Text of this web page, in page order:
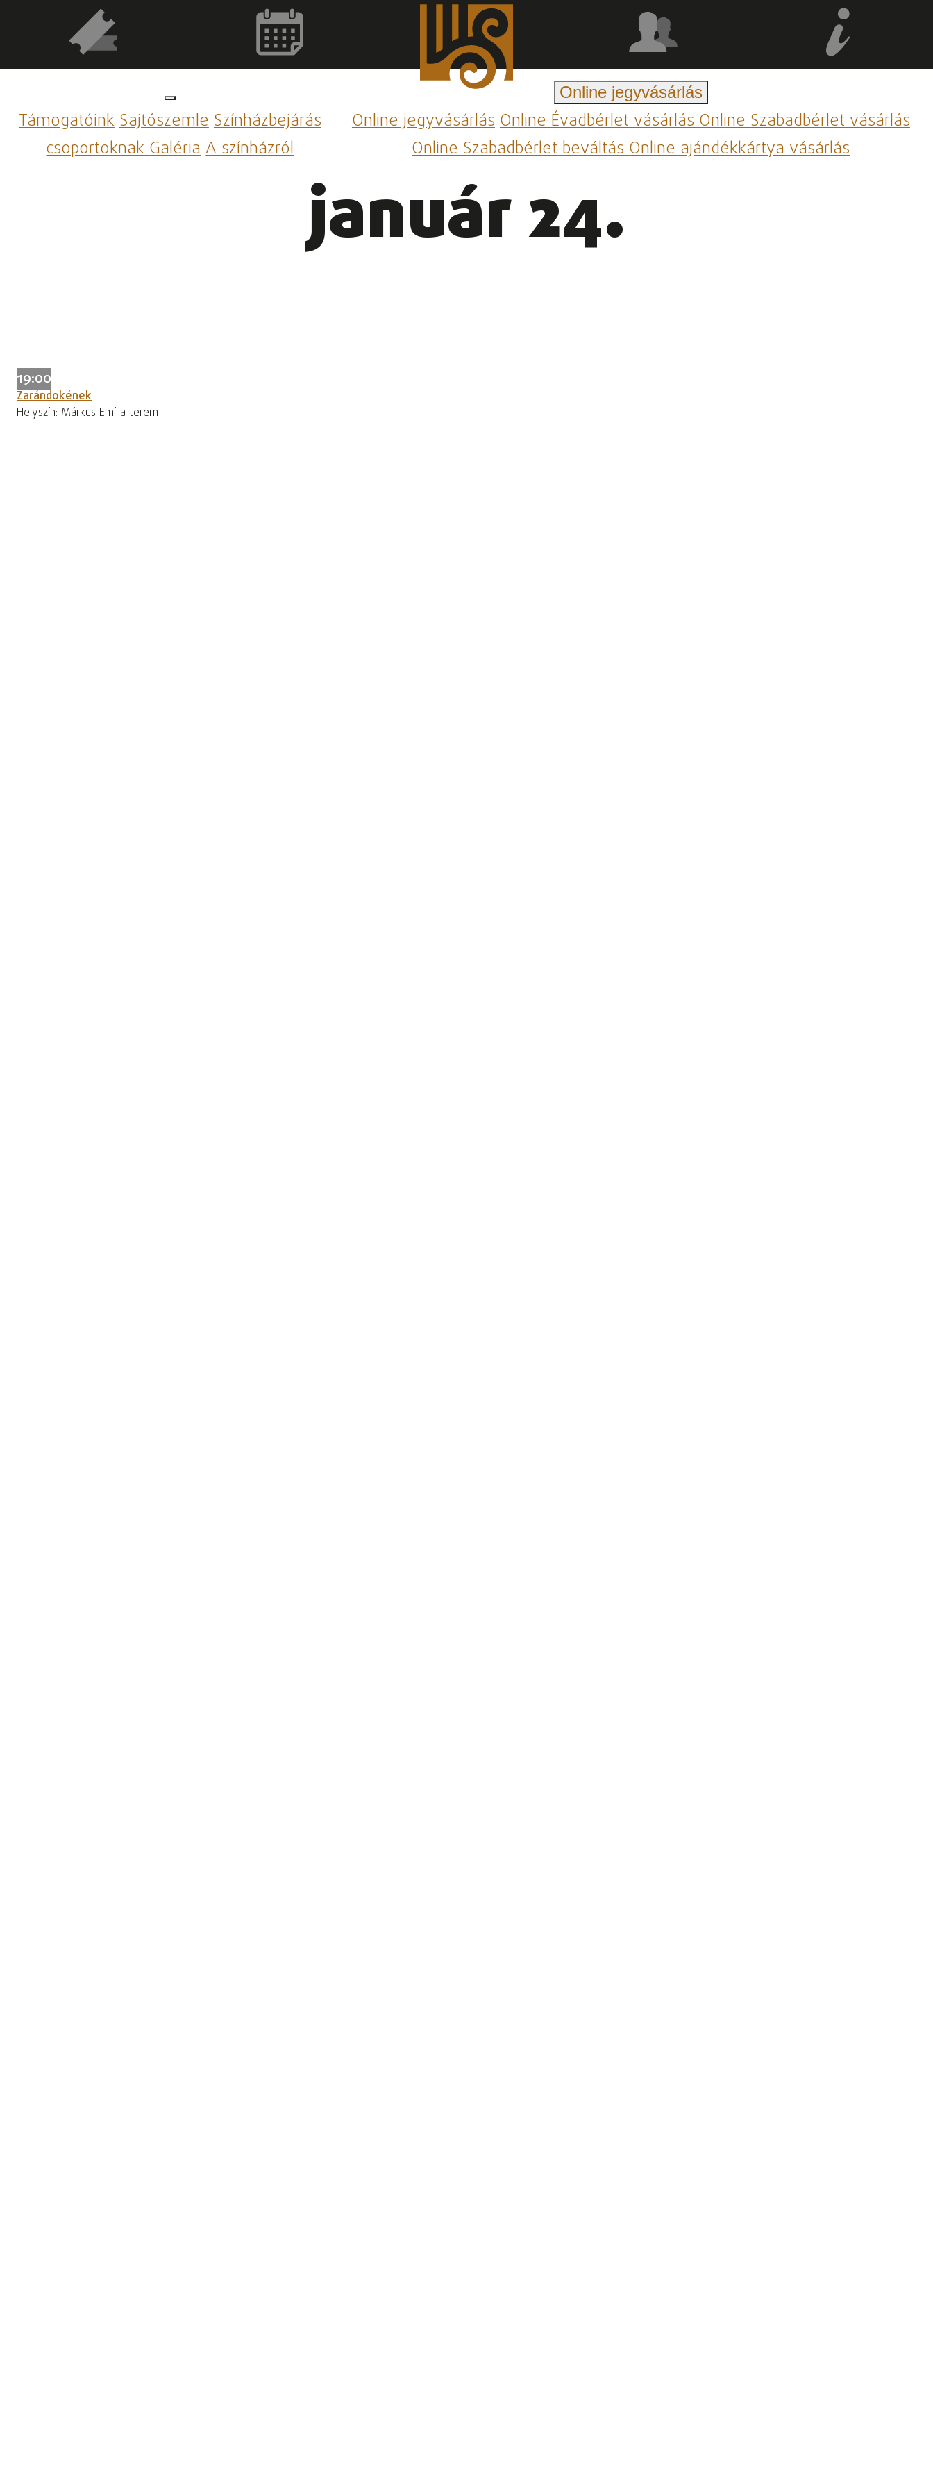
TámogatóinkSajtószemleSzínházbejárás
csoportoknakGalériaA színházról
Online jegyvásárlás
Online jegyvásárlásOnline Évadbérlet vásárlásOnline Szabadbérlet vásárlás
Online Szabadbérlet beváltásOnline ajándékkártya vásárlás
január 24.
19:00
Zarándokének
Helyszín: Márkus Emília terem